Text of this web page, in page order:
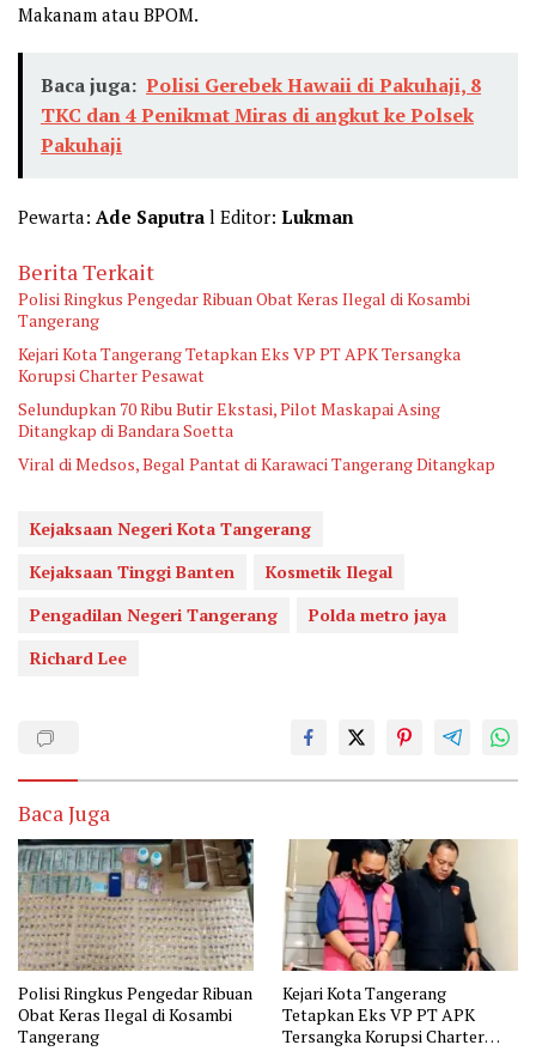
Makanam atau BPOM.
Baca juga: Polisi Gerebek Hawaii di Pakuhaji, 8
TKC dan 4 Penikmat Miras di angkut ke Polsek
Pakuhaji
Pewarta: Ade Saputra l Editor: Lukman
Berita Terkait
Polisi Ringkus Pengedar Ribuan Obat Keras Ilegal di Kosambi
Tangerang
Kejari Kota Tangerang Tetapkan Eks VP PT APK Tersangka
Korupsi Charter Pesawat
Selundupkan 70 Ribu Butir Ekstasi, Pilot Maskapai Asing
Ditangkap di Bandara Soetta
Viral di Medsos, Begal Pantat di Karawaci Tangerang Ditangkap
Kejaksaan Negeri Kota Tangerang
Kejaksaan Tinggi Banten
Kosmetik Ilegal
Pengadilan Negeri Tangerang
Polda metro jaya
Richard Lee
Baca Juga
Polisi Ringkus Pengedar Ribuan
Obat Keras Ilegal di Kosambi
Tangerang
Kejari Kota Tangerang
Tetapkan Eks VP PT APK
Tersangka Korupsi Charter